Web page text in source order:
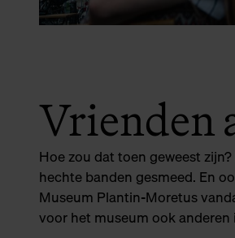
Vrienden
Hoe zou dat toen geweest
hechte banden gesmeed. En
Museum Plantin-Moretus
voor het museum ook